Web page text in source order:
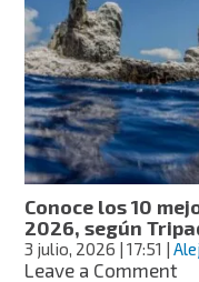
lo
en
un
Conoce los 10
2026, según
3 julio, 2026 | 17:51 |
Leave a Commenton